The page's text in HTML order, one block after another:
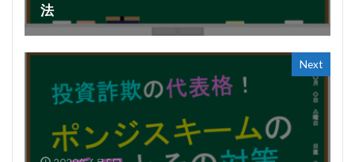
法
Next